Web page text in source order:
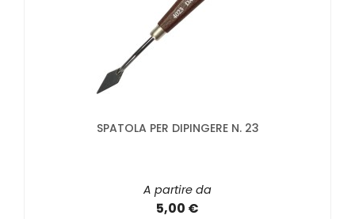
SPATOLA PER DIPINGERE N. 23
A partire da
5,00 €